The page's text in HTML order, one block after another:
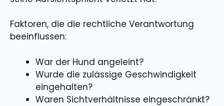
Faktoren, die die rechtliche Verantwortung
beeinflussen:
War der Hund angeleint?
Wurde die zulässige Geschwindigkeit
eingehalten?
Waren Sichtverhältnisse eingeschränkt?